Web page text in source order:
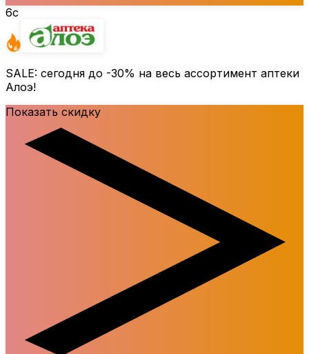
6c
SALE: сегодня до -30% на весь ассортимент аптеки
Алоэ!
Показать скидку